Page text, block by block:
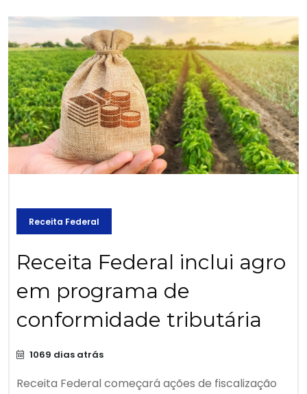
Receita Federal
Receita Federal inclui agro
em programa de
conformidade tributária
1069 dias atrás
Receita Federal começará ações de fiscalização